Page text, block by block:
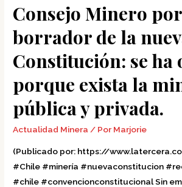
Consejo Minero por
borrador de la
Constitución: se ha
porque exista la
pública y privada.
Actualidad Minera / Por Marjorie
(Publicado por: https://
#Chile #minería #nuevaconstitucion
#chile #convencionconstitucional Sin
optado
porque
la
pública
y
privada.